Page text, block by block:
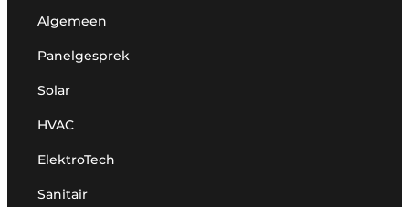
Algemeen
Panelgesprek
Solar
HVAC
ElektroTech
Sanitair